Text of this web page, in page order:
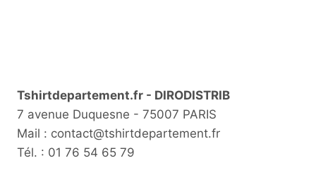
Tshirtdepartement.fr - DIRODISTRIB
7 avenue Duquesne - 75007 PARIS
Mail : contact@tshirtdepartement.fr
Tél. : 01 76 54 65 79